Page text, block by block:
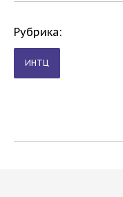
Рубрика:
ИНТЦ